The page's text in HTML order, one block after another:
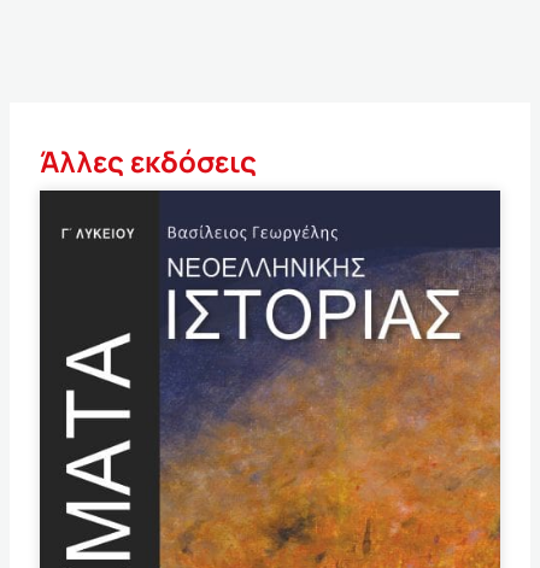
Άλλες εκδόσεις